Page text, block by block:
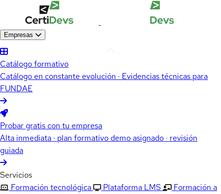
Empresas
Catálogo formativo
Catálogo en constante evolución · Evidencias técnicas para
FUNDAE
Probar gratis con tu empresa
Alta inmediata · plan formativo demo asignado · revisión
guiada
Servicios
Formación tecnológica
Plataforma LMS
Formación a